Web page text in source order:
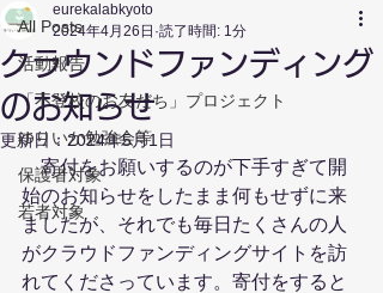
All Posts
活動報告
「不登校のお友だち」プロジェクト
ゆりいか勉強会等
保護者対象
若者対象
クラウンドファンディング
のお知らせ
eurekalabkyoto
2024年4月26日 読了時間: 1分
更新日：2024年5月1日
寄付をお願いするのが下手すぎて開
始のお知らせをしたまま何もせずに来
ましたが、それでも毎日たくさんの人
がクラウドファンディングサイトを訪
れてくださっています。寄付をすると